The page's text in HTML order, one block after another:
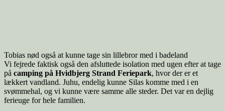
Tobias nød også at kunne tage sin lillebror med i badeland
Vi fejrede faktisk også den afsluttede isolation med ugen efter at tage
på camping på Hvidbjerg Strand Feriepark, hvor der er et
lækkert vandland. Juhu, endelig kunne Silas komme med i en
svømmehal, og vi kunne være samme alle steder. Det var en dejlig
ferieuge for hele familien.